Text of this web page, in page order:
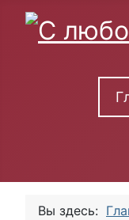
Вы здесь: